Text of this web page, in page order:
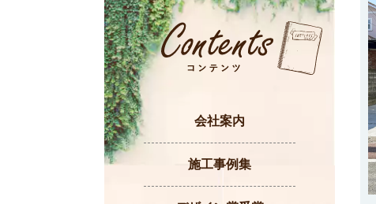
会社案内
施工事例集